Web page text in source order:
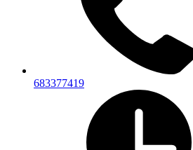
683377419